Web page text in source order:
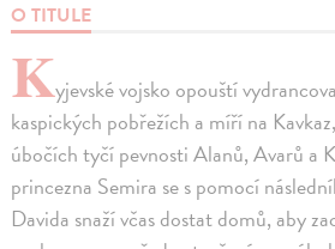
O TITULE
Kyjevské vojsko opouští
kaspických pobřežích a míří na
úbočích tyčí pevnosti Alanů, Avarů a
princezna Semira se s pomocí
Davida snaží včas dostat domů, aby